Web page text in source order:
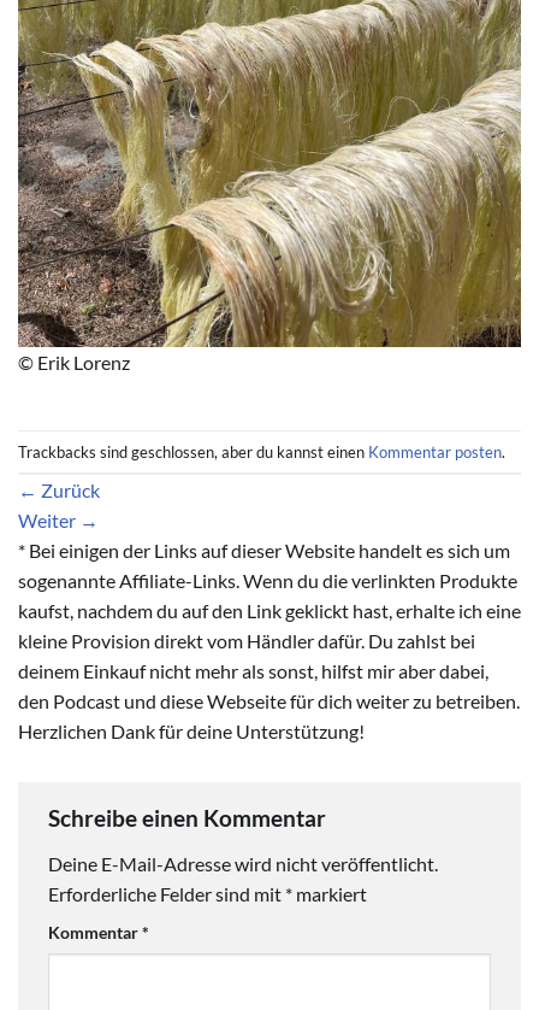
© Erik Lorenz
Trackbacks sind geschlossen, aber du kannst einen Kommentar posten.
← Zurück
Weiter →
* Bei einigen der Links auf dieser Website handelt es sich um
sogenannte Affiliate-Links. Wenn du die verlinkten Produkte
kaufst, nachdem du auf den Link geklickt hast, erhalte ich eine
kleine Provision direkt vom Händler dafür. Du zahlst bei
deinem Einkauf nicht mehr als sonst, hilfst mir aber dabei,
den Podcast und diese Webseite für dich weiter zu betreiben.
Herzlichen Dank für deine Unterstützung!
Schreibe einen Kommentar
Deine E-Mail-Adresse wird nicht veröffentlicht.
Erforderliche Felder sind mit * markiert
Kommentar*